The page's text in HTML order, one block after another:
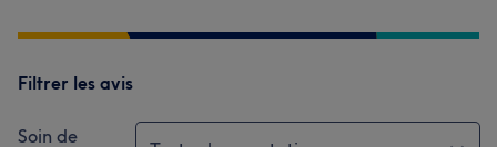
Filtrer les avis
Soin de